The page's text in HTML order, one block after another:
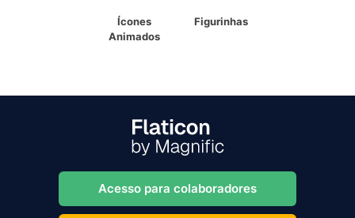
Ícones
Animados
Figurinhas
Acesso para colaboradores